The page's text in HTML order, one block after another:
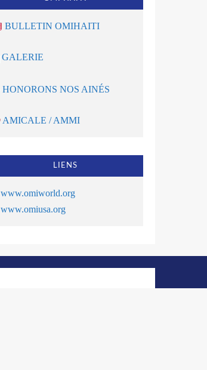
BULLETIN OMIHAITI
GALERIE
HONORONS NOS AINÉS
AMICALE / AMMI
LIENS
www.omiworld.org
www.omiusa.org